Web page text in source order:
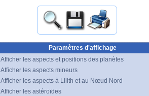
Paramètres d'affichage
Afficher les aspects et positions des planètes
Afficher les aspects mineurs
Afficher les aspects à Lilith et au Nœud Nord
Afficher les astéroïdes